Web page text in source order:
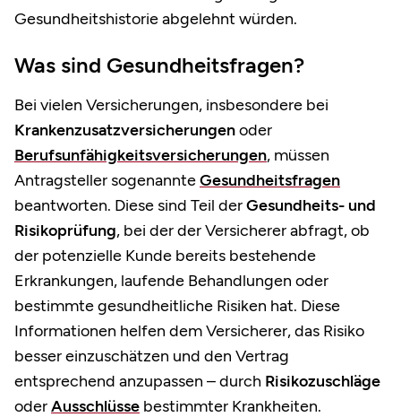
Gesundheitshistorie abgelehnt würden.
Was sind Gesundheitsfragen?
Bei vielen Versicherungen, insbesondere bei
Krankenzusatzversicherungenoder
Berufsunfähigkeitsversicherungen, müssen
Antragsteller sogenannteGesundheitsfragen
beantworten. Diese sind Teil derGesundheits- und
Risikoprüfung, bei der der Versicherer abfragt, ob
der potenzielle Kunde bereits bestehende
Erkrankungen, laufende Behandlungen oder
bestimmte gesundheitliche Risiken hat. Diese
Informationen helfen dem Versicherer, das Risiko
besser einzuschätzen und den Vertrag
entsprechend anzupassen – durch Risikozuschläge
oderAusschlüsse bestimmter Krankheiten.